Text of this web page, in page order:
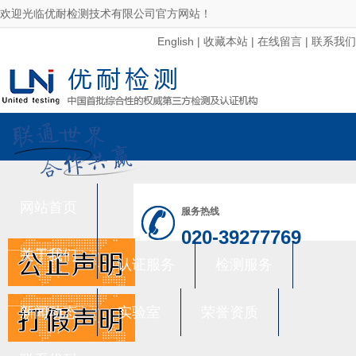
欢迎光临优耐检测技术有限公司官方网站！
English | 收藏本站 | 在线留言 | 联系我们
服务热线
020-39277769
关于我们
认证服务
新闻动态 实验室